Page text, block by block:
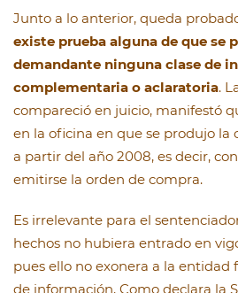
Junto a lo anterior, queda
existe prueba alguna de que se
demandante ninguna clase de
complementaria o aclaratoria.
compareció en juicio, manifestó
en la oficina en que se produjo la
a partir del año 2008, es decir,
emitirse la orden de compra.
Es irrelevante para el
hechos no hubiera entrado en
pues ello no exonera a la entidad
de información, Como declara la S.